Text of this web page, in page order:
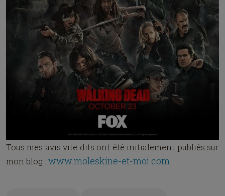
Tous mes avis vite dits ont été initialement publiés sur
mon blog : www.moleskine-et-moi.com